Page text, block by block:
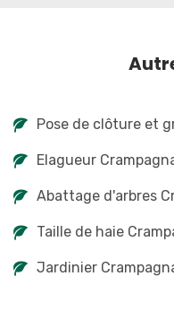
Pose de clôture et
Elagueur
Abattage d'arbres
Taille de haie
Jardinier